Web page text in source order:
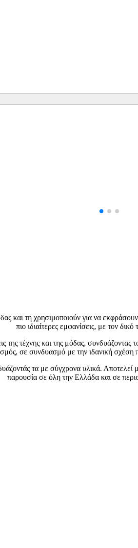
και τη χρησιμοποιούν για να
πιο ιδιαίτερες εμφανίσεις, με τον
της τέχνης και της μόδας,
σε συνδυασμό με την ιδανική σχέση
τα με σύγχρονα υλικά.
παρουσία σε όλη την Ελλάδα και σε